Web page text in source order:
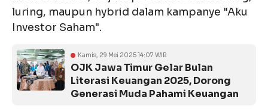
luring, maupun hybrid dalam kampanye "Aku
Investor Saham".
Kamis, 29 Mei 2025 14:07 WIB
OJK Jawa Timur Gelar Bulan
Literasi Keuangan 2025, Dorong
Generasi Muda Pahami Keuangan